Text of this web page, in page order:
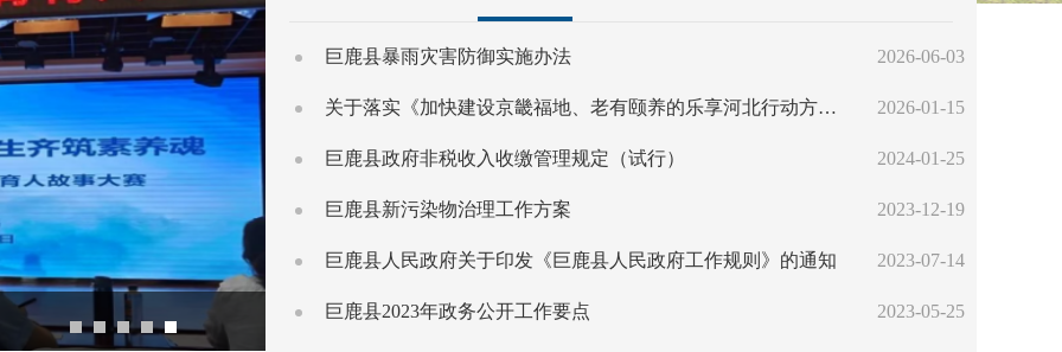
在巨鹿解锁暑期纳凉新去处
中共中央政治局召开会议 决定召开二十届五中全会 分析研究当前经济形势和经济工作 中共中央总书记习近平主持会议 2026-07-31
2026-07-23
“培养德智体美劳全面发展的社会主义建设者和接班人”——习近平总书记的重要论述指引基础教育改革发展开创新局面 2026-07-23
2026-07-22
2026-07-20
2026-07-17
巨鹿县暴雨灾害防御实施办法 2026-06-03
关于落实《加快建设京畿福地、老有颐养的乐享河北行动方案（2023—2027年）》实施方案 2026-01-15
巨鹿县政府非税收入收缴管理规定（试行） 2024-01-25
巨鹿县新污染物治理工作方案 2023-12-19
巨鹿县人民政府关于印发《巨鹿县人民政府工作规则》的通知 2023-07-14
巨鹿县2023年政务公开工作要点 2023-05-25